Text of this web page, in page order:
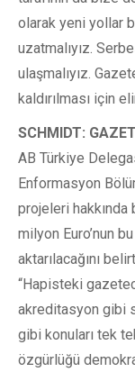
olarak yeni yollar
uzatmalıyız.
ulaşmalıyız.
kaldırılması için
SCHMIDT:
AB Türkiye
Enformasyon
projeleri
milyon Euro’nun
aktarılacağını
“Hapisteki
akreditasyon gibi
gibi konuları tek
özgürlüğü